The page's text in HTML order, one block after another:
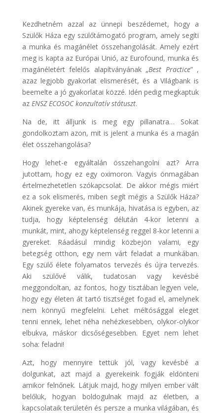
Kezdhetném azzal az ünnepi beszédemet, hogy a
Szülők Háza egy szülőtámogató program, amely segíti
a munka és magánélet összehangolását. Amely ezért
meg is kapta az Európai Unió, az Eurofound, munka és
magánéletért felelős alapítványának „Best Practice” ,
azaz legjobb gyakorlat elismerését, és a Világbank is
beemelte a jó gyakorlatai közzé. Idén pedig megkaptuk
az ENSZ ECOSOC konzultatív státuszt.
Na de, itt álljunk is meg egy pillanatra… Sokat
gondolkoztam azon, mit is jelent a munka és a magán
élet összehangolása?
Hogy lehet-e egyáltalán összehangolni azt? Arra
jutottam, hogy ez egy oximoron. Vagyis önmagában
értelmezhetetlen szókapcsolat. De akkor mégis miért
ez a sok elismerés, miben segít mégis a Szülők Háza?
Akinek gyereke van, és munkája, hivatása is egyben, az
tudja, hogy képtelenség délután 4-kor letenni a
munkát, mint, ahogy képtelenség reggel 8-kor letenni a
gyereket. Ráadásul mindig közbejön valami, egy
betegség otthon, egy nem várt feladat a munkában.
Egy szülő élete folyamatos tervezés és újra tervezés.
Aki szülővé válik, tudatosan vagy kevésbé
meggondoltan, az fontos, hogy tisztában legyen vele,
hogy egy életen át tartó tisztséget fogad el, amelynek
nem könnyű megfelelni. Lehet méltósággal eleget
tenni ennek, lehet néha nehézkesebben, olykor-olykor
elbukva, máskor dicsőségesebben. Egyet nem lehet
soha: feladni!
Azt, hogy mennyire tettük jól, vagy kevésbé a
dolgunkat, azt majd a gyerekeink fogják eldönteni
amikor felnőnek. Látjuk majd, hogy milyen ember vált
belőlük, hogyan boldogulnak majd az életben, a
kapcsolataik területén és persze a munka világában, és